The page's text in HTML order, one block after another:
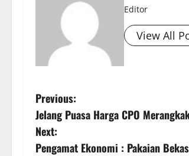
Editor
View All
Previous:
Jelang Puasa Harga CPO
Next:
Pengamat Ekonomi : Pakaian